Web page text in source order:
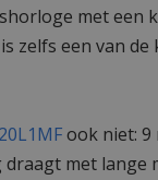
met een
zelfs een van
ook niet: 9
draagt met lange